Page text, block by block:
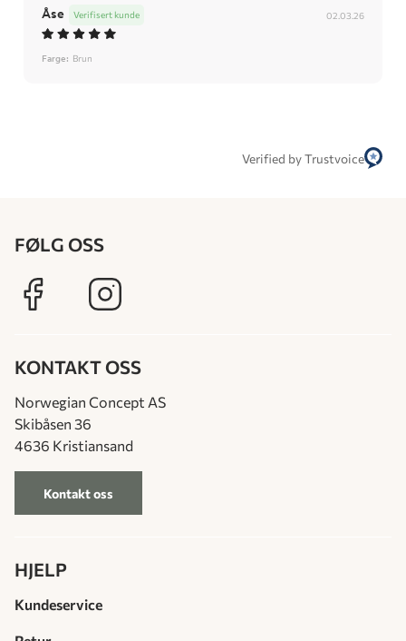
Åse 02.03.26
Verifisert kunde
Farge: Brun
Verified by Trustvoice
FØLG OSS
KONTAKT OSS
Norwegian Concept AS
Skibåsen 36
4636 Kristiansand
Kontakt oss
HJELP
Kundeservice